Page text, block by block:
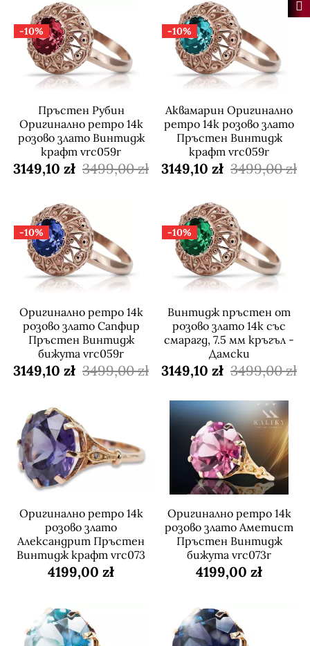
-10%
Пръстен Рубин
Оригинално ретро 14k
розово злато Винтидж
крафт vrc059r
3149,10 zł 3499,00 zł
-10%
Аквамарин Оригинално
ретро 14k розово злато
Пръстен Винтидж
крафт vrc059r
3149,10 zł 3499,00 zł
-10%
Оригинално ретро 14k
розово злато Сапфир
Пръстен Винтидж
бижута vrc059r
3149,10 zł 3499,00 zł
-10%
Винтидж пръстен от
розово злато 14k със
смарагд, 7.5 мм кръгъл -
Дамски
3149,10 zł 3499,00 zł
Оригинално ретро 14k
розово злато
Александрит Пръстен
Винтидж крафт vrc073
4199,00 zł
Оригинално ретро 14k
розово злато Аметист
Пръстен Винтидж
бижута vrc073r
4199,00 zł